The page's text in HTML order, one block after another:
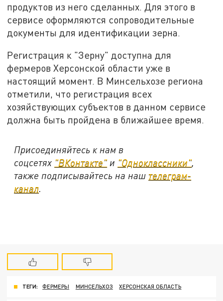
продуктов из него сделанных. Для этого в
сервисе оформляются сопроводительные
документы для идентификации зерна.
Регистрация к "Зерну" доступна для
фермеров Херсонской области уже в
настоящий момент. В Минсельхозе региона
отметили, что регистрация всех
хозяйствующих субъектов в данном сервисе
должна быть пройдена в ближайшее время.
Присоединяйтесь к нам в
соцсетях "ВКонтакте" и "Одноклассники",
также подписывайтесь на наш телеграм-
канал.
ТЕГИ: ФЕРМЕРЫ МИНСЕЛЬХОЗ ХЕРСОНСКАЯ ОБЛАСТЬ